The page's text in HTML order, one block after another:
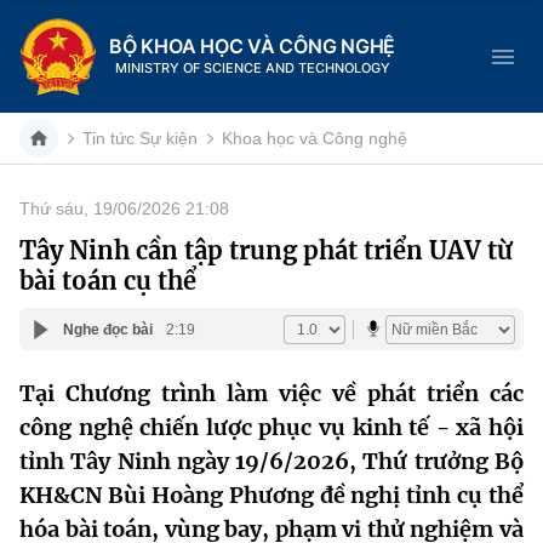
BỘ KHOA HỌC VÀ CÔNG NGHỆ
MINISTRY OF SCIENCE AND TECHNOLOGY
Danh mục
Trang chủ
Giới thiệu
Chức năng nhiệm vụ
Cơ cấu tổ chức
Lịch sử phát triển
Tin tức sự kiện
Khoa học và Công nghệ
Đổi mới sáng tạo
Dịch vụ công
Hệ thống văn bản
Tin tức Sự kiện Khoa học và Công nghệ
Thứ sáu, 19/06/2026 21:08
Tây Ninh cần tập trung phát triển UAV từ
bài toán cụ thể
Nghe đọc bài 2:19
Tại Chương trình làm việc về phát triển các
công nghệ chiến lược phục vụ kinh tế - xã hội
tỉnh Tây Ninh ngày 19/6/2026, Thứ trưởng Bộ
KH&CN Bùi Hoàng Phương đề nghị tỉnh cụ thể
hóa bài toán, vùng bay, phạm vi thử nghiệm và